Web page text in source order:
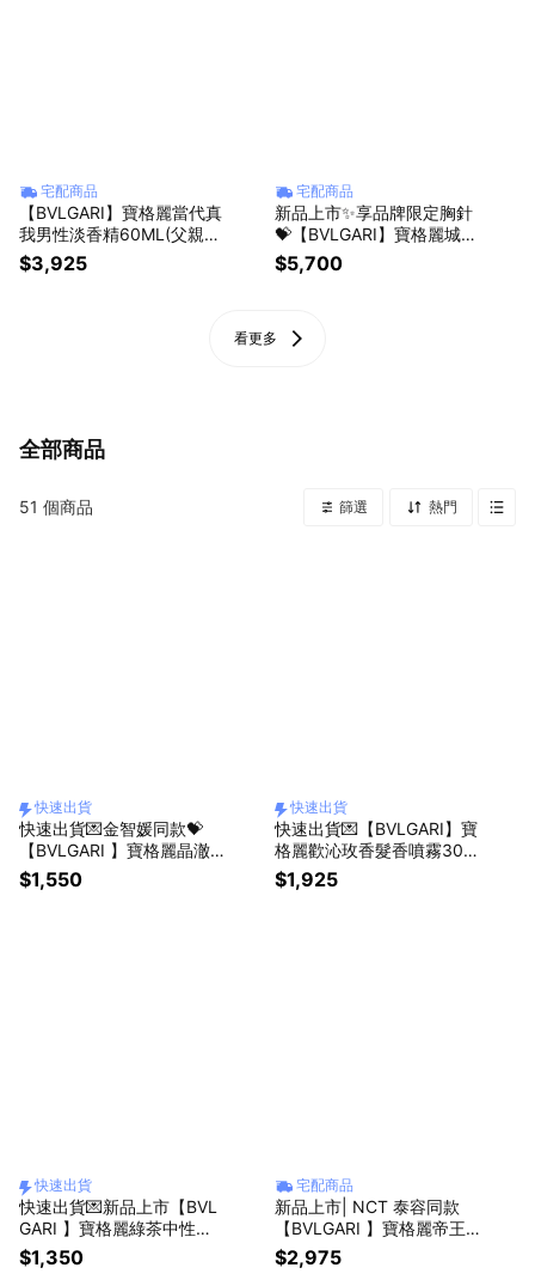
宅配商品
【BVLGARI】寶格麗當代真
我男性淡香精60ML(父親節
贈禮)
$3,925
宅配商品
新品上市✨享品牌限定胸針
💝【BVLGARI】寶格麗城市
森林男性香精 60ML
$5,700
看更多
全部商品
51 個商品 篩選 熱門
快速出貨
快速出貨💌金智媛同款💝
【BVLGARI 】寶格麗晶澈
女性淡香水15ml | 送禮首選
✨
$1,550
快速出貨
快速出貨💌【BVLGARI】寶
格麗歡沁玫香髮香噴霧30M
L丨生日禮首選✨送禮首選
💟生日贈禮
$1,925
快速出貨
快速出貨💌新品上市【BVL
GARI 】寶格麗綠茶中性淡
香水10ML+ 白茶中性香氛
身體乳7ml+品牌收納袋 | 送
$1,350
宅配商品
新品上市| NCT 泰容同款
【BVLGARI 】寶格麗帝王
紅茶香身體乳 300ML| 享限
定吊飾💝
$2,975